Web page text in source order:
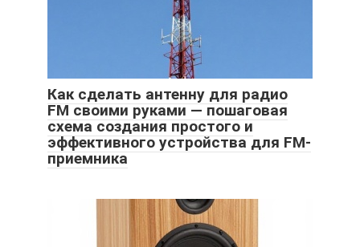
Как сделать антенну для радио
FM своими руками — пошаговая
схема создания простого и
эффективного устройства для FM-
приемника